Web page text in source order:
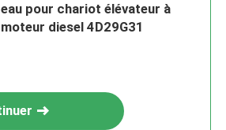
eau pour chariot élévateur à
moteur diesel 4D29G31